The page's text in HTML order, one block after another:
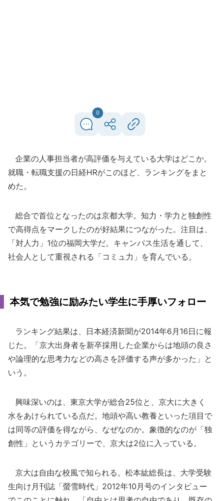
0
企業の人事担当者が高評価を与えている大学はどこか。
就職・転職支援の日経HRがこのほど、ランキングをまと
めた。
総合で首位となったのは京都大学。知力・学力と独創性
で高得点をマークしたのが好結果につながった。注目は、
「対人力」1位の福岡大学だ。キャンパス生活を通して、
社会人として重視される「コミュ力」を育んでいる。
本気で勉強に励みたい学生に手厚いフォロー
ランキング結果は、日本経済新聞が2014年6月16日に報
じた。「京大出身者を新卒採用した企業からは地頭の良さ
や論理的な思考力などの高さを評価する声が多かった」と
いう。
興味深いのは、東京大学が総合25位と、京大に大きく
水をあけられている点だ。地頭や高い教養といった項目で
は同等の評価を得ながら、なぜなのか。象徴的なのが「独
創性」というカテゴリーで、京大は2位に入っている。
京大は自由な校風で知られる。松本紘総長は、大学受験
生向け月刊誌「螢雪時代」2012年10月号のインタビュー